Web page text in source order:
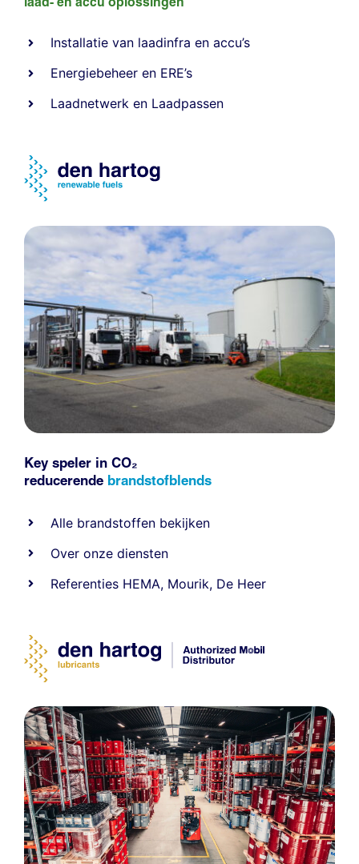
Installatie van laadinfra en accu’s
Energiebeheer en ERE’s
Laadnetwerk en Laadpassen
Key speler in CO₂
reducerende brandstofblends
Alle brandstoffen bekijken
Over onze diensten
Referenties HEMA, Mourik, De Heer